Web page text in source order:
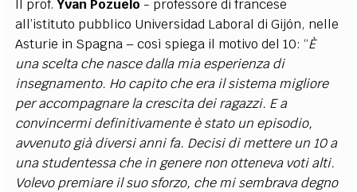
Il prof.Yvan Pozuelo - professore di francese
all’istituto pubblico Universidad Laboral di Gijón, nelle
Asturie in Spagna – così spiega il motivo del 10: “È
una scelta che nasce dalla mia esperienza di
insegnamento. Ho capito che era il sistema migliore
per accompagnare la crescita dei ragazzi. E a
convincermi definitivamente è stato un episodio,
avvenuto già diversi anni fa. Decisi di mettere un 10 a
una studentessa che in genere non otteneva voti alti.
Volevo premiare il suo sforzo, che mi sembrava degno